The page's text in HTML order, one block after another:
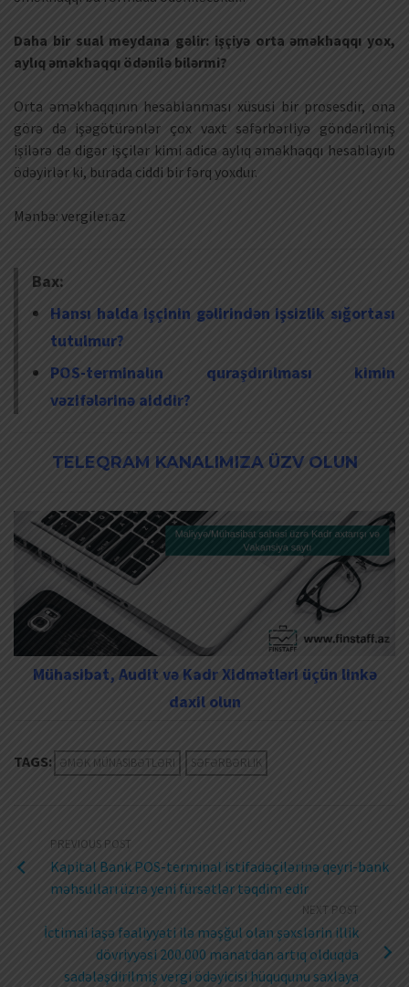
Daha bir sual meydana gəlir: işçiyə orta əməkhaqqı yox,
aylıq əməkhaqqı ödənilə bilərmi?
Orta əməkhaqqının hesablanması xüsusi bir prosesdir, ona
görə də işəgötürənlər çox vaxt səfərbərliyə göndərilmiş
işilərə də digər işçilər kimi adicə aylıq əməkhaqqı hesablayıb
ödəyirlər ki, burada ciddi bir fərq yoxdur.
Mənbə: vergiler.az
Bax:
Hansı halda işçinin gəlirindən işsizlik sığortası
tutulmur?
POS-terminalın quraşdırılması kimin
vəzifələrinə aiddir?
TELEQRAM KANALIMIZA ÜZV OLUN
Mühasibat, Audit və Kadr Xidmətləri üçün linkə
daxil olun
TAGS: ƏMƏK MÜNASIBƏTLƏRI SƏFƏRBƏRLIK
PREVIOUS POST
Kapital Bank POS-terminal istifadəçilərinə qeyri-bank
məhsulları üzrə yeni fürsətlər təqdim edir
NEXT POST
İctimai iaşə fəaliyyəti ilə məşğul olan şəxslərin illik
dövriyyəsi 200.000 manatdan artıq olduqda
sadələşdirilmiş vergi ödəyicisi hüququnu saxlaya